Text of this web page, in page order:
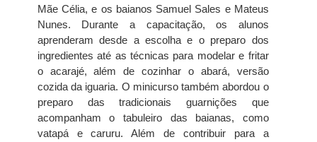
Mãe Célia, e os baianos Samuel Sales e Mateus
Nunes. Durante a capacitação, os alunos
aprenderam desde a escolha e o preparo dos
ingredientes até as técnicas para modelar e fritar
o acarajé, além de cozinhar o abará, versão
cozida da iguaria. O minicurso também abordou o
preparo das tradicionais guarnições que
acompanham o tabuleiro das baianas, como
vatapá e caruru. Além de contribuir para a